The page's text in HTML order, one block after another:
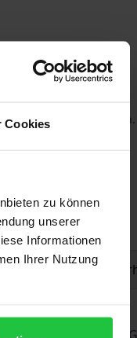
Cookies
zu können
unserer
Informationen
Ihrer Nutzung
an der Kasse variieren.